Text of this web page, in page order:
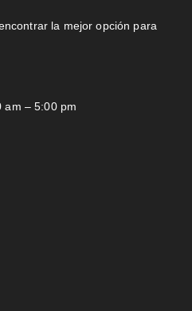
la mejor opción para
am – 5:00 pm